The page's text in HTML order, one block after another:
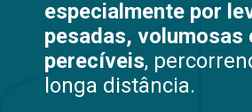
especialmente por
pesadas, volumosas
perecíveis,
longa distância.